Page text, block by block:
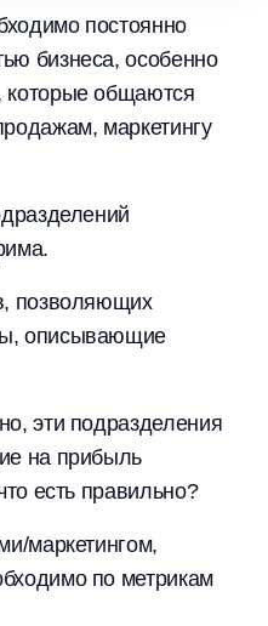
постоянно
бизнеса, особенно
которые общаются
маркетингу
позволяющих
описывающие
эти подразделения
на прибыль
есть правильно?
маркетингом,
по метрикам